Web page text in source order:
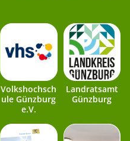
Volkshochsch
ule Günzburg
e.V.
Landratsamt
Günzburg